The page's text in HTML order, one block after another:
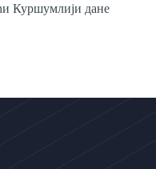
Куршумлији дане